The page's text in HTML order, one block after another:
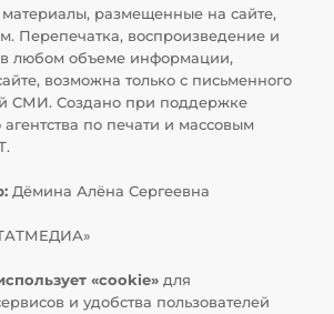
размещенные на сайте,
Перепечатка, воспроизведение и
в любом объеме информации,
возможна только с письменного
СМИ. Создано при поддержке
по печати и массовым
Дёмина Алёна Сергеевна
«cookie» для
и удобства пользователей